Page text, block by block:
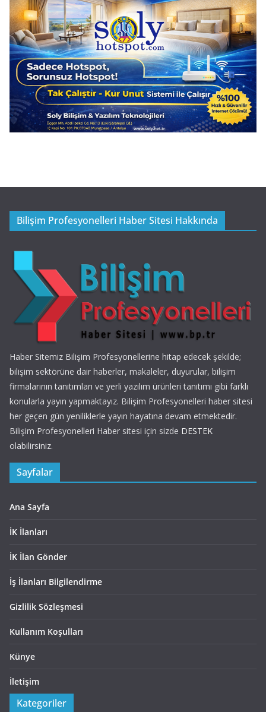
Bilişim Profesyonelleri Haber Sitesi Hakkında
Haber Sitemiz Bilişim Profesyonellerine hitap edecek şekilde;
bilişim sektörüne dair haberler, makaleler, duyurular, bilişim
firmalarının tanıtımları ve yerli yazılım ürünleri tanıtımı gibi farklı
konularla yayın yapmaktayız. Bilişim Profesyonelleri haber sitesi
her geçen gün yeniliklerle yayın hayatına devam etmektedir.
Bilişim Profesyonelleri Haber sitesi için sizde DESTEK
olabilirsiniz.
Sayfalar
Ana Sayfa
İK İlanları
İK İlan Gönder
İş İlanları Bilgilendirme
Gizlilik Sözleşmesi
Kullanım Koşulları
Künye
İletişim
Kategoriler